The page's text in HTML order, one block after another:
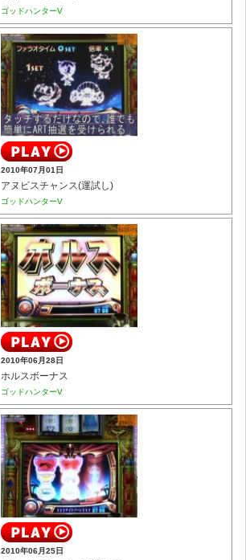
ゴッドハンターV
2010年07月01日
アヌビスチャンス(運試し)
ゴッドハンターV
2010年06月28日
ホルスボーナス
ゴッドハンターV
2010年06月25日